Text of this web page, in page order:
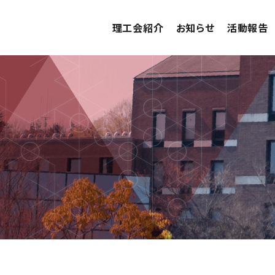
理工会紹介 お知らせ 活動報告